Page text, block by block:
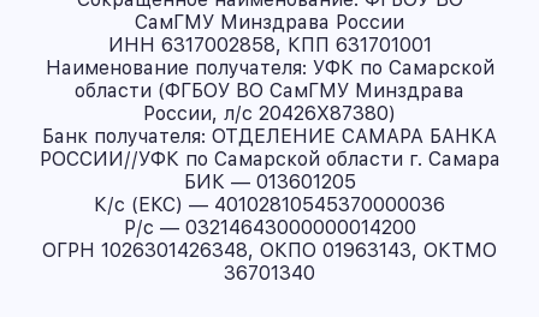
СамГМУ Минздрава России
ИНН 6317002858, КПП 631701001
Наименование получателя: УФК по Самарской
области (ФГБОУ ВО СамГМУ Минздрава
России, л/с 20426X87380)
Банк получателя: ОТДЕЛЕНИЕ САМАРА БАНКА
РОССИИ//УФК по Самарской области г. Самара
БИК — 013601205
К/с (ЕКС) — 40102810545370000036
Р/с — 03214643000000014200
ОГРН 1026301426348, ОКПО 01963143, ОКТМО
36701340